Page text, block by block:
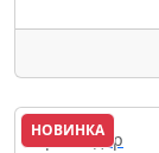
НОВИНКА
Краснодар